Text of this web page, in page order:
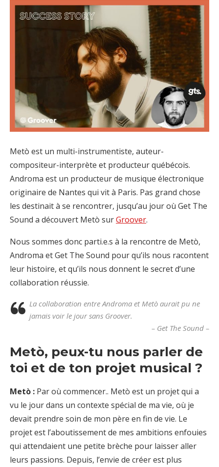
Metò est un multi-instrumentiste, auteur-
compositeur-interprète et producteur québécois.
Androma est un producteur de musique électronique
originaire de Nantes qui vit à Paris. Pas grand chose
les destinait à se rencontrer, jusqu’au jour où Get The
Sound a découvert Metò surGroover.
Nous sommes donc parti.e.s à la rencontre de Metò,
Androma et Get The Sound pour qu’ils nous racontent
leur histoire, et qu’ils nous donnent le secret d’une
collaboration réussie.
La collaboration entre Androma et Metò aurait pu ne
jamais voir le jour sans Groover.
– Get The Sound –
Metò, peux-tu nous parler de
toi et de ton projet musical ?
Metò : Par où commencer.. Metò est un projet qui a
vu le jour dans un contexte spécial de ma vie, où je
devait prendre soin de mon père en fin de vie. Le
projet est l’aboutissement de mes ambitions enfouies
qui attendaient une petite brèche pour laisser aller
leurs passions. Depuis, l’envie de créer est plus